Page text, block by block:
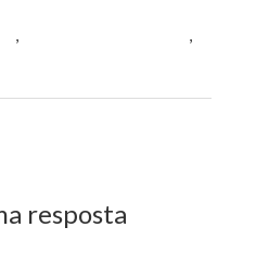
resposta